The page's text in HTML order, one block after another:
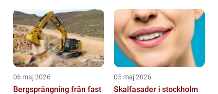
06 maj 2026
Bergsprängning från fast
05 maj 2026
Skalfasader i stockholm